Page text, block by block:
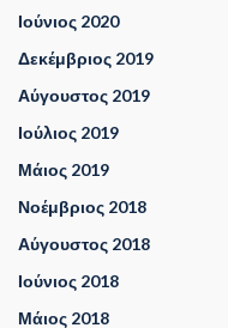
Ιούνιος 2020
Δεκέμβριος 2019
Αύγουστος 2019
Ιούλιος 2019
Μάιος 2019
Νοέμβριος 2018
Αύγουστος 2018
Ιούνιος 2018
Μάιος 2018